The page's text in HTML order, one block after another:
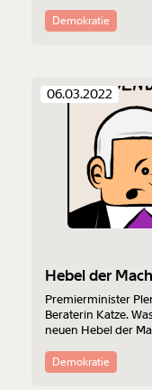
Demokratie
06.03.2022
Hebel der
Premierminister
Beraterin Katze.
neuen Hebel der
Demokratie